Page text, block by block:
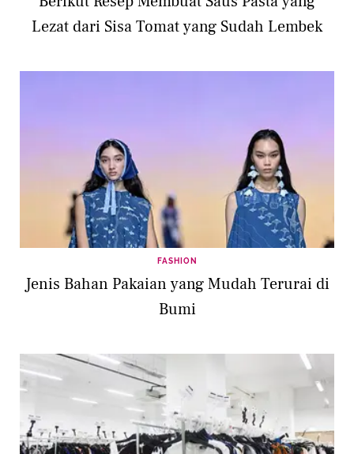
Lezat dari Sisa Tomat yang Sudah Lembek
FASHION
Jenis Bahan Pakaian yang Mudah Terurai di
Bumi